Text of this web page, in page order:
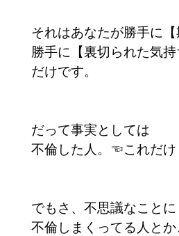
それはあなたが勝手に
勝手に【裏切られた気
だけです。
だって事実としては
不倫した人。☜これだけ
でもさ、不思議なことに
不倫しまくってる人と